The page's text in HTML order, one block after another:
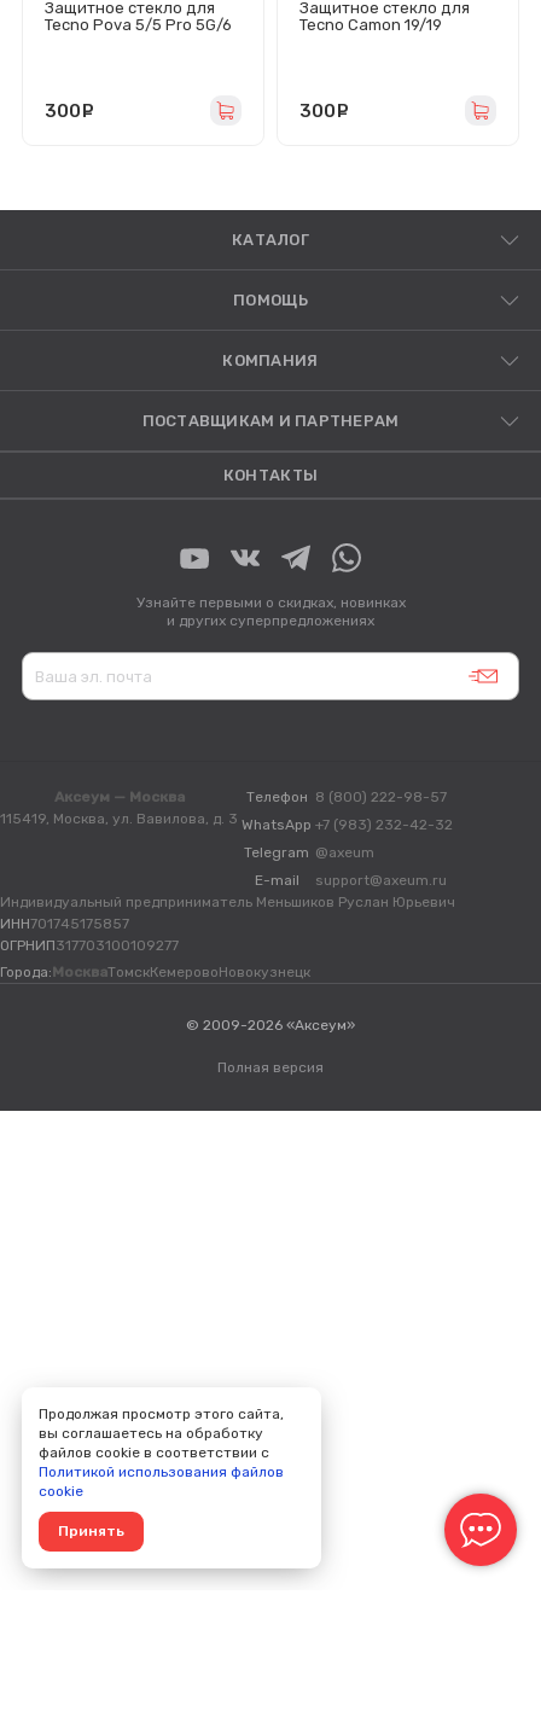
Защитное стекло для
Tecno Pova 5/5 Pro 5G/6
300
Защитное стекло для
Tecno Camon 19/19
300
КАТАЛОГ
ПОМОЩЬ
КОМПАНИЯ
ПОСТАВЩИКАМ И ПАРТНЕРАМ
КОНТАКТЫ
Узнайте первыми о скидках, новинках
и других суперпредложениях
Аксеум — Москва
115419, Москва, ул. Вавилова, д. 3
Телефон 8 (800) 222-98-57
WhatsApp +7 (983) 232-42-32
Telegram @axeum
E-mail
support@axeum.ru
Индивидуальный предприниматель Меньшиков Руслан Юрьевич
ИНН701745175857
ОГРНИП317703100109277
Города: МоскваТомскКемеровоНовокузнецк
© 2009-2026 «Аксеум»
Полная версия
Продолжая просмотр этого сайта,
вы соглашаетесь на обработку
файлов cookie в соответствии с
Политикой использования файлов
cookie
Принять